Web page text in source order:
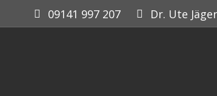
09141 997 207 Dr. Ute